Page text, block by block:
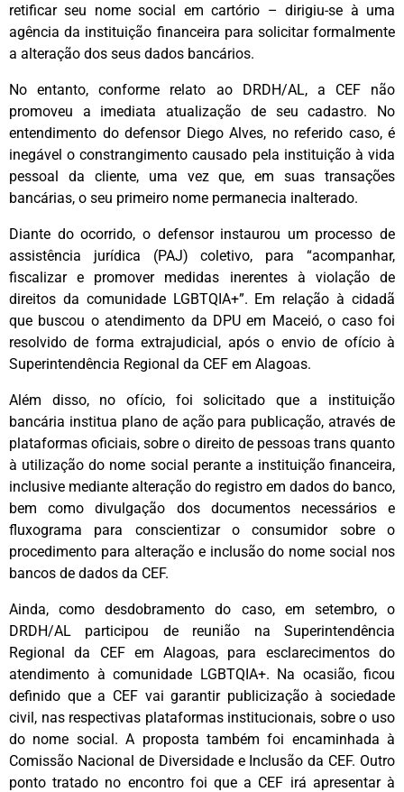
retificar seu nome social em cartório – dirigiu-se à uma
agência da instituição financeira para solicitar formalmente
a alteração dos seus dados bancários.
No entanto, conforme relato ao DRDH/AL, a CEF não
promoveu a imediata atualização de seu cadastro. No
entendimento do defensor Diego Alves, no referido caso, é
inegável o constrangimento causado pela instituição à vida
pessoal da cliente, uma vez que, em suas transações
bancárias, o seu primeiro nome permanecia inalterado.
Diante do ocorrido, o defensor instaurou um processo de
assistência jurídica (PAJ) coletivo, para “acompanhar,
fiscalizar e promover medidas inerentes à violação de
direitos da comunidade LGBTQIA+”. Em relação à cidadã
que buscou o atendimento da DPU em Maceió, o caso foi
resolvido de forma extrajudicial, após o envio de ofício à
Superintendência Regional da CEF em Alagoas.
Além disso, no ofício, foi solicitado que a instituição
bancária institua plano de ação para publicação, através de
plataformas oficiais, sobre o direito de pessoas trans quanto
à utilização do nome social perante a instituição financeira,
inclusive mediante alteração do registro em dados do banco,
bem como divulgação dos documentos necessários e
fluxograma para conscientizar o consumidor sobre o
procedimento para alteração e inclusão do nome social nos
bancos de dados da CEF.
Ainda, como desdobramento do caso, em setembro, o
DRDH/AL participou de reunião na Superintendência
Regional da CEF em Alagoas, para esclarecimentos do
atendimento à comunidade LGBTQIA+. Na ocasião, ficou
definido que a CEF vai garantir publicização à sociedade
civil, nas respectivas plataformas institucionais, sobre o uso
do nome social. A proposta também foi encaminhada à
Comissão Nacional de Diversidade e Inclusão da CEF. Outro
ponto tratado no encontro foi que a CEF irá apresentar à